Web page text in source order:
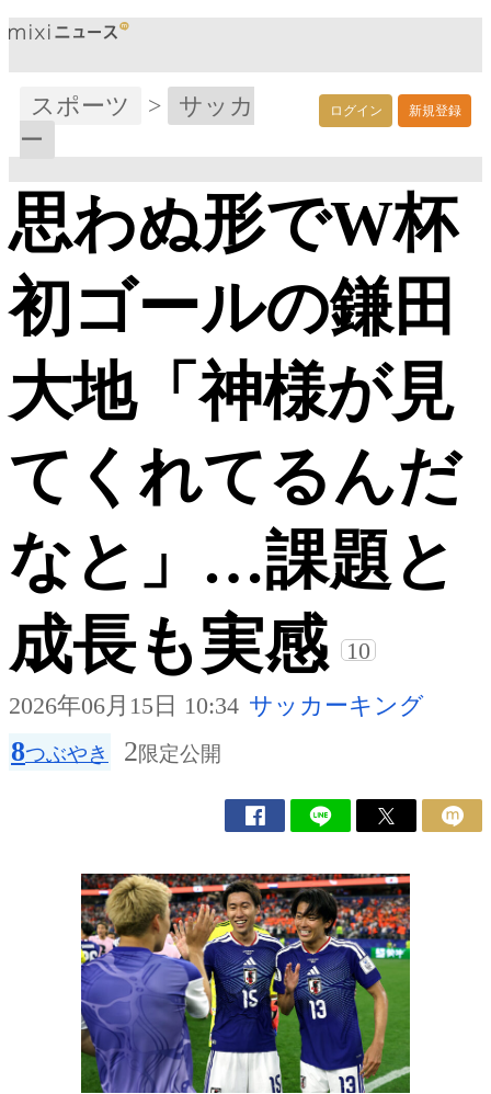
ログイン 新規登録
スポーツ >
サッカ
ー
思わぬ形でW杯
初ゴールの鎌田
大地「神様が見
てくれてるんだ
なと」…課題と
成長も実感
10
2026年06月15日 10:34 サッカーキング
8つぶやき 2限定公開